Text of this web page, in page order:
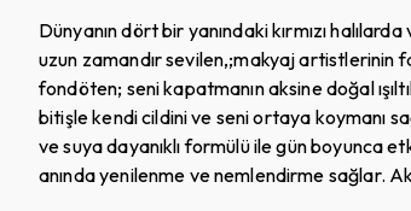
Dünyanın dört bir yanındaki kırmızı
uzun zamandır sevilen,;makyaj artistlerinin
fondöten; seni kapatmanın aksine doğal
bitişle kendi cildini ve seni ortaya koymanı
ve suya dayanıklı formülü ile gün boyunca
anında yenilenme ve nemlendirme sağlar.